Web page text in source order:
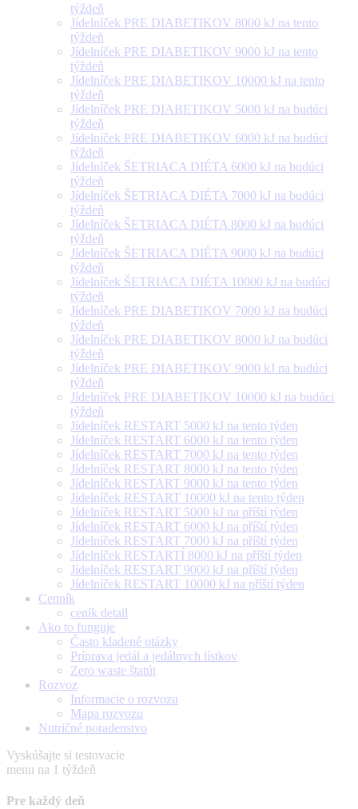
týždeň
Jídelníček PRE DIABETIKOV 8000 kJ na tento
týždeň
Jídelníček PRE DIABETIKOV 9000 kJ na tento
týždeň
Jídelníček PRE DIABETIKOV 10000 kJ na tento
týždeň
Jídelníček PRE DIABETIKOV 5000 kJ na budúci
týždeň
Jídelníček PRE DIABETIKOV 6000 kJ na budúci
týždeň
Jídelníček ŠETRIACA DIÉTA 6000 kJ na budúci
týždeň
Jídelníček ŠETRIACA DIÉTA 7000 kJ na budúci
týždeň
Jídelníček ŠETRIACA DIÉTA 8000 kJ na budúci
týždeň
Jídelníček ŠETRIACA DIÉTA 9000 kJ na budúci
týždeň
Jídelníček ŠETRIACA DIÉTA 10000 kJ na budúci
týždeň
Jídelníček PRE DIABETIKOV 7000 kJ na budúci
týždeň
Jídelníček PRE DIABETIKOV 8000 kJ na budúci
týždeň
Jídelníček PRE DIABETIKOV 9000 kJ na budúci
týždeň
Jídelníček PRE DIABETIKOV 10000 kJ na budúci
týždeň
Jídelníček RESTART 5000 kJ na tento týden
Jídelníček RESTART 6000 kJ na tento týden
Jídelníček RESTART 7000 kJ na tento týden
Jídelníček RESTART 8000 kJ na tento týden
Jídelníček RESTART 9000 kJ na tento týden
Jídelníček RESTART 10000 kJ na tento týden
Jídelníček RESTART 5000 kJ na příští týden
Jídelníček RESTART 6000 kJ na příští týden
Jídelníček RESTART 7000 kJ na příští týden
Jídelníček RESTARTÍ 8000 kJ na příští týden
Jídelníček RESTART 9000 kJ na příští týden
Jídelníček RESTART 10000 kJ na příští týden
Cenník
ceník detail
Ako to funguje
Často kladené otázky
Príprava jedál a jedálnych lístkov
Zero waste štatút
Rozvoz
Informacie o rozvozu
Mapa rozvozu
Nutričné poradenstvo
Vyskúšajte si testovacie
menu na 1 týždeň
Pre každý deň